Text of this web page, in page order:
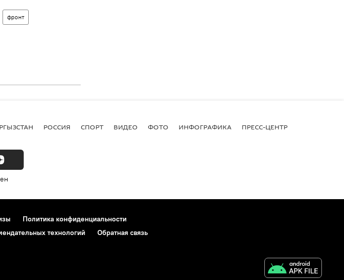
фронт
РОССИЯ СПОРТ ВИДЕО ФОТО ИНФОГРАФИКА ПРЕСС-ЦЕНТР
Политика конфиденциальности
технологий Обратная связь